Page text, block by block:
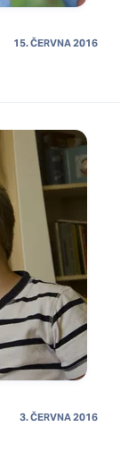
15. ČERVNA 2016
3. ČERVNA 2016